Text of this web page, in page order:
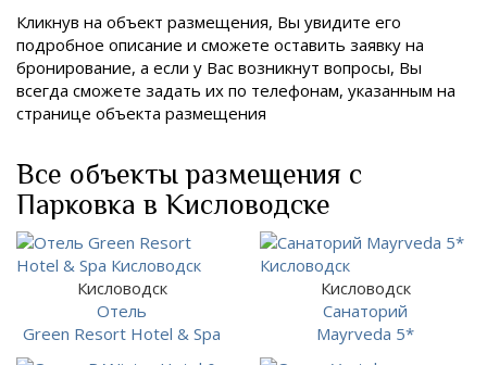
Кликнув на объект размещения, Вы увидите его
подробное описание и сможете оставить заявку на
бронирование, а если у Вас возникнут вопросы, Вы
всегда сможете задать их по телефонам, указанным на
странице объекта размещения
Все объекты размещения с
Парковка в Кисловодске
Кисловодск
Отель
Green Resort Hotel & Spa
Кисловодск
Санаторий
Mayrveda 5*